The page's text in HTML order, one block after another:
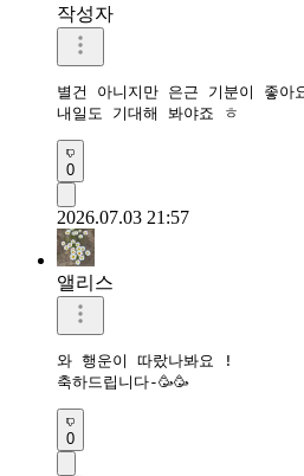
작성자
별건 아니지만 은근 기분이 좋아
내일도 기대해 봐야죠 ㅎ
0
2026.07.03 21:57
앨리스
와 행운이 따랐나봐요 !
축하드립니다-🥳🥳
0